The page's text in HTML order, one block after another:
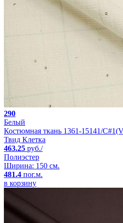
290
Белый
Костюмная ткань 1361-15141/
Твид Клетка
463.25 руб./
Полиэстер
Ширина: 150 см.
481.4 пог.м.
в корзину